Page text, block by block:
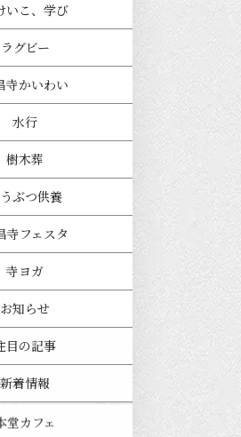
いこ、学び
ラグビー
寺かいわい
水行
樹木葬
ぶつ供養
寺フェスタ
寺ヨガ
お知らせ
目の記事
新着情報
堂カフェ